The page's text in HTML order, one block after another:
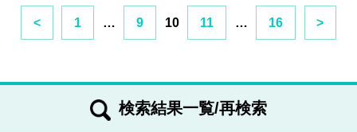
< 1 … 9 10 11 … 16 >
検索結果一覧/再検索